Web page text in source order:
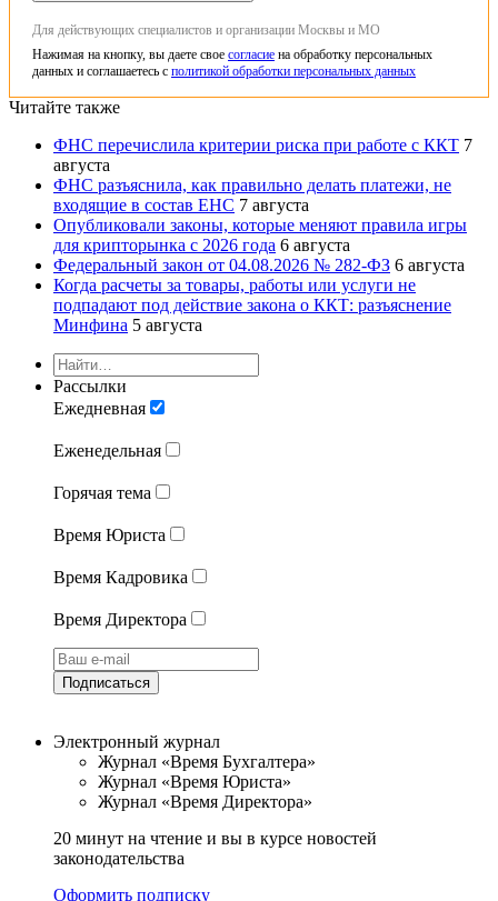
Для действующих специалистов и организации Москвы и МО
Нажимая на кнопку, вы даете свое согласие на обработку персональных
данных и соглашаетесь с политикой обработки персональных данных
Читайте также
ФНС перечислила критерии риска при работе с ККТ 7
августа
ФНС разъяснила, как правильно делать платежи, не
входящие в состав ЕНС 7 августа
Опубликовали законы, которые меняют правила игры
для крипторынка с 2026 года 6 августа
Федеральный закон от 04.08.2026 № 282-ФЗ 6 августа
Когда расчеты за товары, работы или услуги не
подпадают под действие закона о ККТ: разъяснение
Минфина 5 августа
Рассылки
Ежедневная
Еженедельная
Горячая тема
Время Юриста
Время Кадровика
Время Директора
Подписаться
Электронный журнал
Журнал «Время Бухгалтера»
Журнал «Время Юриста»
Журнал «Время Директора»
20 минут на чтение и вы в курсе новостей
законодательства
Оформить подписку